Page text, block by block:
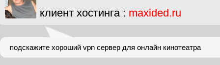
клиент хостинга : maxided.ru
подскажите хороший vpn сервер для онлайн кинотеатра